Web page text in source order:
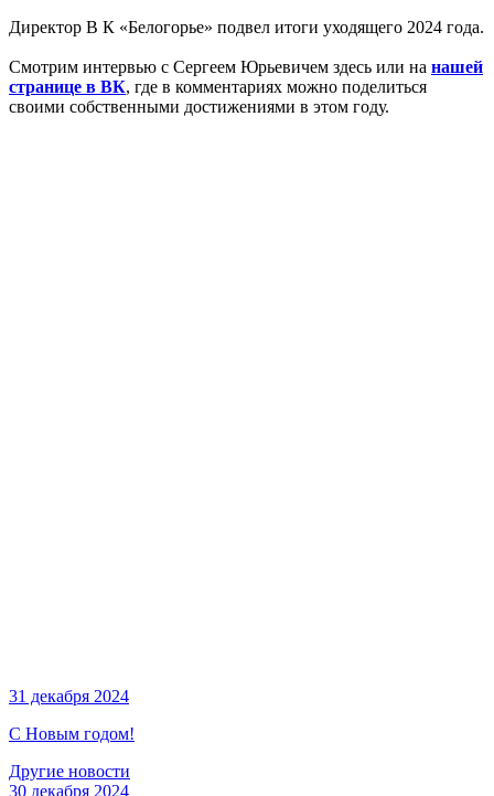
Директор В К «Белогорье» подвел итоги уходящего 2024 года.
Смотрим интервью с Сергеем Юрьевичем здесь или на нашей
странице в ВК, где в комментариях можно поделиться
своими собственными достижениями в этом году.
31 декабря 2024
С Новым годом!
Другие новости
30 декабря 2024